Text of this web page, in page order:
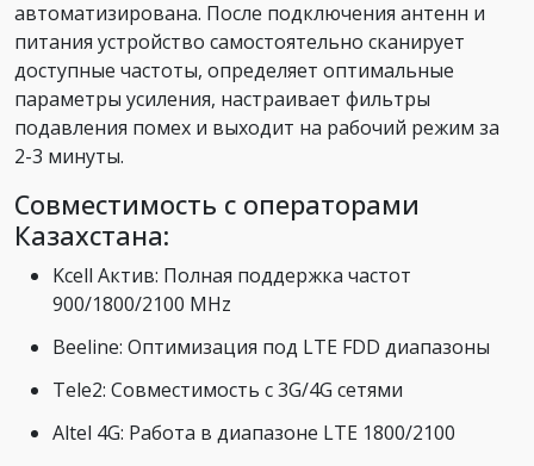
автоматизирована. После подключения антенн и
питания устройство самостоятельно сканирует
доступные частоты, определяет оптимальные
параметры усиления, настраивает фильтры
подавления помех и выходит на рабочий режим за
2-3 минуты.
Совместимость с операторами
Казахстана:
Kcell Актив: Полная поддержка частот
900/1800/2100 MHz
Beeline: Оптимизация под LTE FDD диапазоны
Tele2: Совместимость с 3G/4G сетями
Altel 4G: Работа в диапазоне LTE 1800/2100